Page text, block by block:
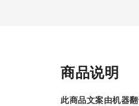
商品说明
此商品文案由机器